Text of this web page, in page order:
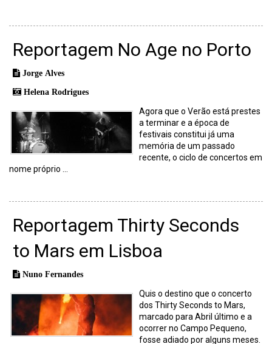
Reportagem No Age no Porto
Jorge Alves
Helena Rodrigues
Agora que o Verão está prestes
a terminar e a época de
festivais constitui já uma
memória de um passado
recente, o ciclo de concertos em
nome próprio ...
Reportagem Thirty Seconds
to Mars em Lisboa
Nuno Fernandes
Quis o destino que o concerto
dos Thirty Seconds to Mars,
marcado para Abril último e a
ocorrer no Campo Pequeno,
fosse adiado por alguns meses.